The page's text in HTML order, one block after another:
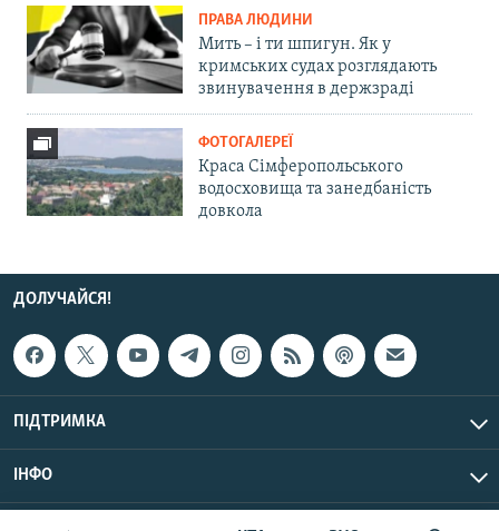
ПРАВА ЛЮДИНИ
Мить – і ти шпигун. Як у
кримських судах розглядають
звинувачення в держзраді
ФОТОГАЛЕРЕЇ
Краса Сімферопольського
водосховища та занедбаність
довкола
ДОЛУЧАЙСЯ!
ПІДТРИМКА
ІНФО